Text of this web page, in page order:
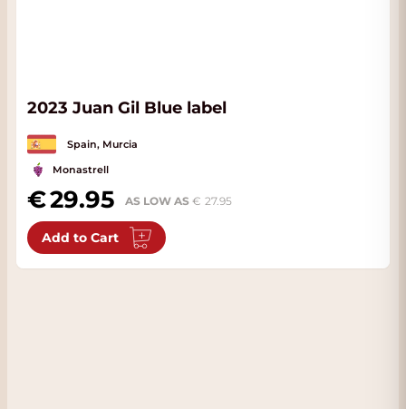
2023 Juan Gil Blue label
Spain, Murcia
Monastrell
29.95 AS LOW AS 27.95
Add to Cart